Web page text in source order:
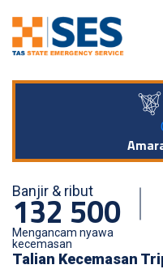
Banjir & ribut
132 500
Mengancam nyawa
kecemasan
Talian Kecemasan